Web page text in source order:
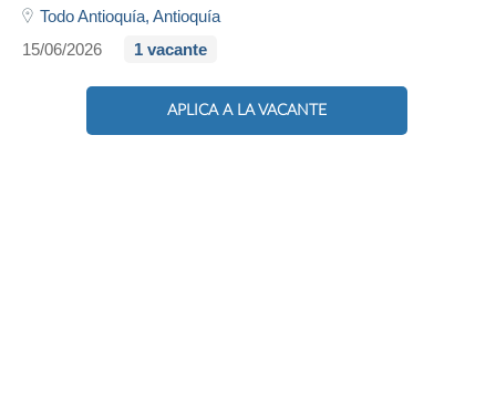
Todo Antioquía, Antioquía
15/06/2026
1 vacante
APLICA A LA VACANTE